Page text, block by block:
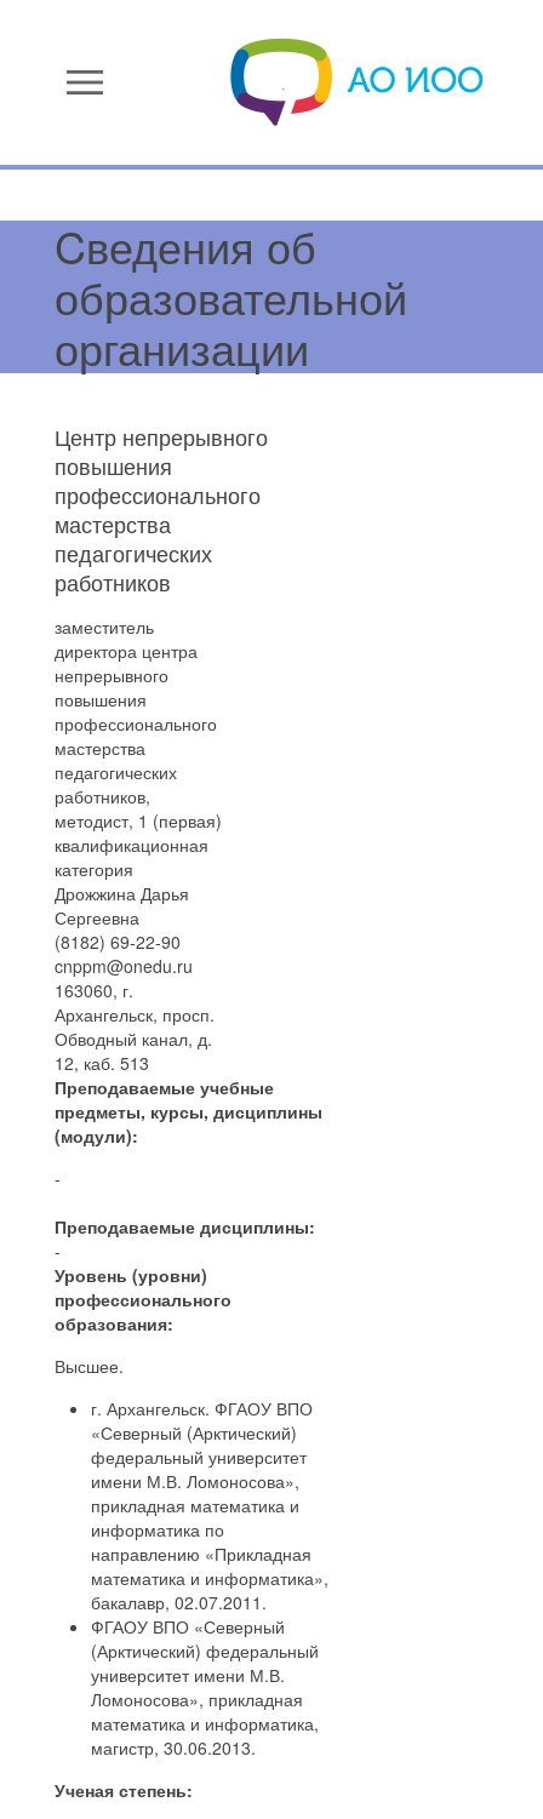
menu
Cведения об
образовательной
организации
Центр непрерывного
повышения
профессионального
мастерства
педагогических
работников
заместитель
директора центра
непрерывного
повышения
профессионального
мастерства
педагогических
работников,
методист, 1 (первая)
квалификационная
категория
Дрожжина Дарья
Сергеевна
(8182) 69-22-90
cnppm@onedu.ru
163060, г.
Архангельск, просп.
Обводный канал, д.
12, каб. 513
Преподаваемые учебные
предметы, курсы, дисциплины
(модули):
-
Преподаваемые дисциплины:
-
Уровень (уровни)
профессионального
образования:
Высшее.
г. Архангельск. ФГАОУ ВПО
«Северный (Арктический)
федеральный университет
имени М.В. Ломоносова»,
прикладная математика и
информатика по
направлению «Прикладная
математика и информатика»,
бакалавр, 02.07.2011.
ФГАОУ ВПО «Северный
(Арктический) федеральный
университет имени М.В.
Ломоносова», прикладная
математика и информатика,
магистр, 30.06.2013.
Ученая степень: